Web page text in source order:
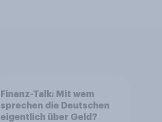
Finanz-Talk: Mit wem
sprechen die Deutschen
eigentlich über Geld?